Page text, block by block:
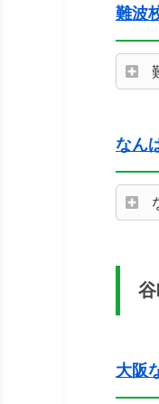
難波
なん
大阪